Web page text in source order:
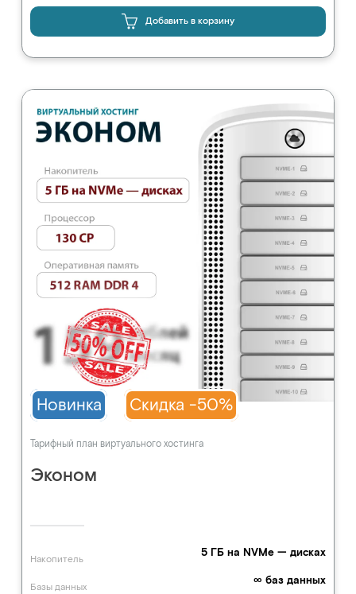
Добавить в корзину
Новинка Скидка -50%
Тарифный план виртуального хостинга
Эконом
Накопитель 5 ГБ на NVMe — дисках
Базы данных ∞ баз данных